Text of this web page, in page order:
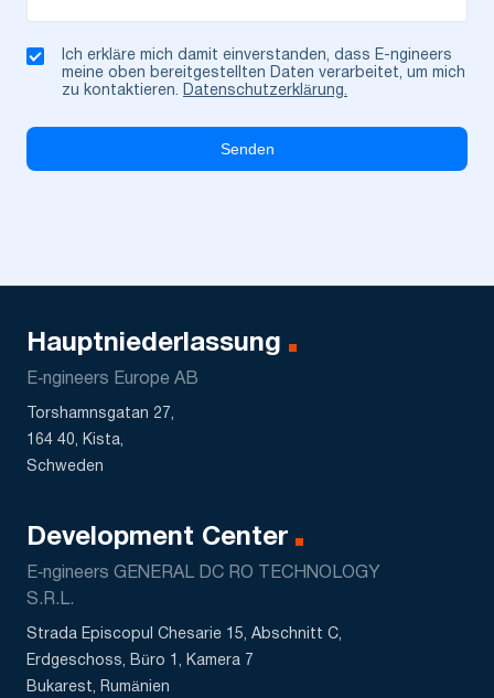
Ich erkläre mich damit einverstanden, dass E-ngineers
meine oben bereitgestellten Daten verarbeitet, um mich
zu kontaktieren. Datenschutzerklärung.
Hauptniederlassung
E‑ngineers Europe AB
Torshamnsgatan 27,
164 40, Kista,
Schweden
Development Center
E‑ngineers GENERAL DC RO TECHNOLOGY
S.R.L.
Strada Episcopul Chesarie 15, Abschnitt C,
Erdgeschoss, Büro 1, Kamera 7
Bukarest, Rumänien